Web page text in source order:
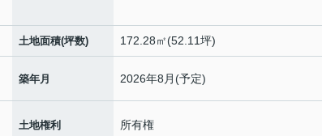
土地面積(坪数) 172.28㎡(52.11坪)
築年月 2026年8月(予定)
土地権利 所有権